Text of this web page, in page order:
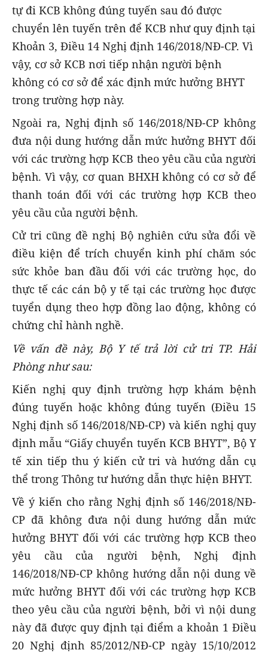
tự đi KCB không đúng tuyến sau đó được
chuyển lên tuyến trên để KCB như quy định tại
Khoản 3, Điều 14 Nghị định 146/2018/NĐ-CP. Vì
vậy, cơ sở KCB nơi tiếp nhận người bệnh
không có cơ sở để xác định mức hưởng BHYT
trong trường hợp này.
Ngoài ra, Nghị định số 146/2018/NĐ-CP không
đưa nội dung hướng dẫn mức hưởng BHYT đối
với các trường hợp KCB theo yêu cầu của người
bệnh. Vì vậy, cơ quan BHXH không có cơ sở để
thanh toán đối với các trường hợp KCB theo
yêu cầu của người bệnh.
Cử tri cũng đề nghị Bộ nghiên cứu sửa đổi về
điều kiện để trích chuyển kinh phí chăm sóc
sức khỏe ban đầu đối với các trường học, do
thực tế các cán bộ y tế tại các trường học được
tuyển dụng theo hợp đồng lao động, không có
chứng chỉ hành nghề.
Về vấn đề này, Bộ Y tếtrả lời cử tri TP. Hải
Phòng như sau:
Kiến nghị quy định trường hợp khám bệnh
đúng tuyến hoặc không đúng tuyến (Điều 15
Nghị định số 146/2018/NĐ-CP) và kiến nghị quy
định mẫu “Giấy chuyển tuyến KCB BHYT”, Bộ Y
tế xin tiếp thu ý kiến cử tri và hướng dẫn cụ
thể trong Thông tư hướng dẫn thực hiện BHYT.
Về ý kiến cho rằng Nghị định số 146/2018/NĐ-
CP đã không đưa nội dung hướng dẫn mức
hưởng BHYT đối với các trường hợp KCB theo
yêu cầu của người bệnh, Nghị định
146/2018/NĐ-CP không hướng dẫn nội dung về
mức hưởng BHYT đối với các trường hợp KCB
theo yêu cầu của người bệnh, bởi vì nội dung
này đã được quy định tại điểm a khoản 1 Điều
20 Nghị định 85/2012/NĐ-CP ngày 15/10/2012